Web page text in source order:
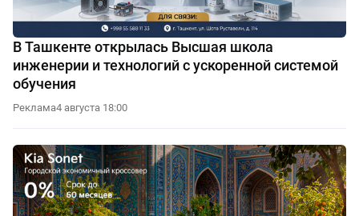
В Ташкенте открылась Высшая школа
инженерии и технологий с ускоренной системой
обучения
Реклама4 августа 18:00